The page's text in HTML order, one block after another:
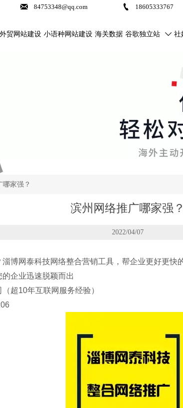
 84753348@qq.com  18605333767
外贸网站建设 小语种网站建设 海关数据 谷歌独立站  社
哪家强？
滨州网络推广哪家强？
2022/04/07
博网泰科技网络整合营销工具，帮企业更好更快
企业迅速脱颖而出
超10年互联网服务经验）